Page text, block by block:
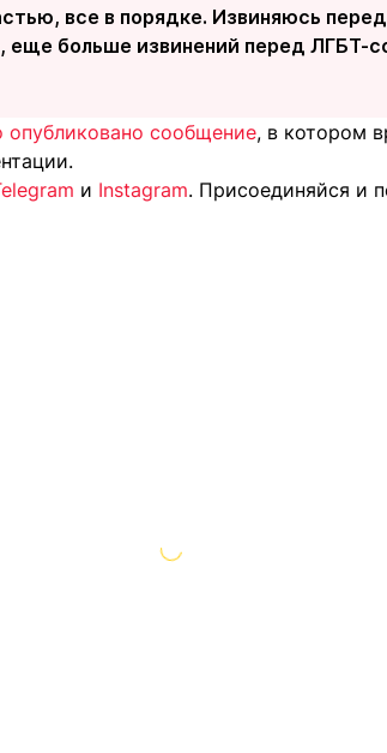
все в порядке. Извиняюсь
еще больше извинений перед ЛГБТ-
опубликовано сообщение, в котором
и Instagram. Присоединяйся и